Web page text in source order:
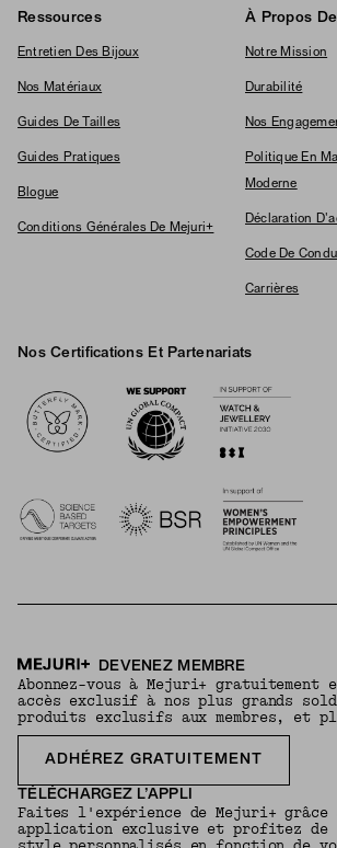
Ressources
Entretien Des Bijoux
Nos Matériaux
Guides De Tailles
Guides Pratiques
Blogue
Conditions Générales De Mejuri+
À Propos
Notre Mission
Durabilité
Nos
Politique En
Moderne
Déclaration
Code De
Carrières
Nos Certifications Et Partenariats
DEVENEZ MEMBRE
Abonnez-vous à Mejuri+
accès exclusif à nos plus grands
produits exclusifs aux membres, et
ADHÉREZ GRATUITEMENT
TÉLÉCHARGEZ L’APPLI
Faites l'expérience de Mejuri+ grâce
application exclusive et profitez de